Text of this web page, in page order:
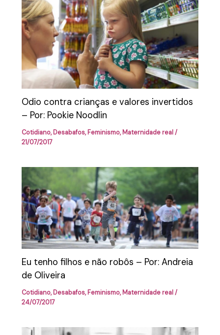
Odio contra crianças e valores invertidos
– Por: Pookie Noodlin
Cotidiano,Desabafos,Feminismo,Maternidade real/
21/07/2017
Eu tenho filhos e não robôs – Por: Andreia
de Oliveira
Cotidiano,Desabafos,Feminismo,Maternidade real/
24/07/2017